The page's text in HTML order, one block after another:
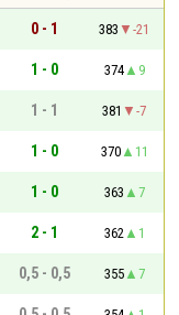
0 - 1 383
-21
1 - 0 374
9
1 - 1 381
-7
1 - 0 370
11
1 - 0 363
7
2 - 1 362
1
0,5 - 0,5 355
7